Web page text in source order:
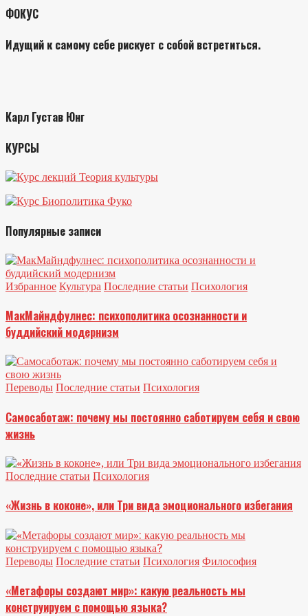
ФОКУС
Идущий к самому себе рискует с собой встретиться.
Карл Густав Юнг
КУРСЫ
Популярные записи
Избранное Культура Последние статьи Психология
МакМайндфулнес: психополитика осознанности и
буддийский модернизм
Переводы Последние статьи Психология
Самосаботаж: почему мы постоянно саботируем себя и свою
жизнь
Последние статьи Психология
«Жизнь в коконе», или Три вида эмоционального избегания
Переводы Последние статьи Психология Философия
«Метафоры создают мир»: какую реальность мы
конструируем с помощью языка?